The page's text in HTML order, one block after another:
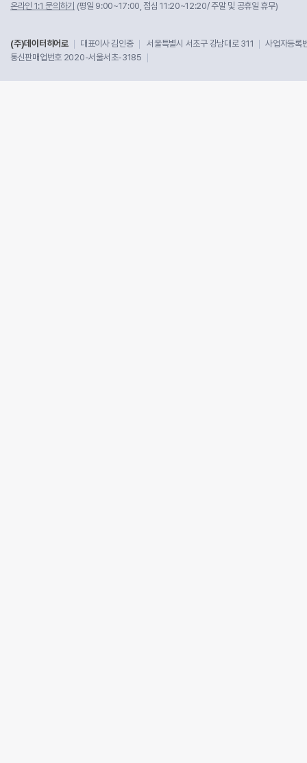
온라인 1:1 문의하기 (평일 9:00~17:00, 점심 11:20~12:20/ 주말 및 공휴일 휴무)
(주)데이터히어로 대표이사 김인중 서울특별시 서초구 강남대로 311
사업자등
통신판매업번호 2020-서울서초-3185